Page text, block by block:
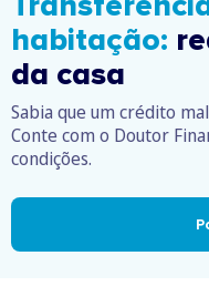
habitação:
da casa
Sabia que um crédito
Conte com o Doutor
condições.